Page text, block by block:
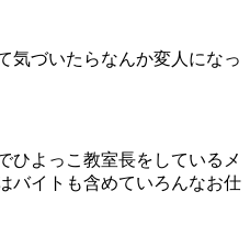
気づいたらなんか変人になっ
ひよっこ教室長をしているメ
バイトも含めていろんなお仕